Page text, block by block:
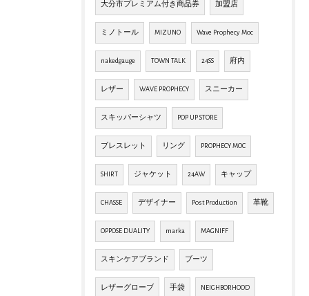
大分市プレミアム付き商品券 加盟店
ミノトール MIZUNO Wave Prophecy Moc
nakedgauge TOWN TALK 24SS 府内
レザー WAVE PROPHECY スニーカー
スキッパーシャツ POP UP STORE
ブレスレット リング PROPHECY MOC
SHIRT ジャケット 24AW キャップ
CHASSE デザイナー Post Production 革靴
OPPOSE DUALITY marka MAGNIFF
スキンケアブランド ブーツ
レザーグローブ 手袋 NEIGHBORHOOD